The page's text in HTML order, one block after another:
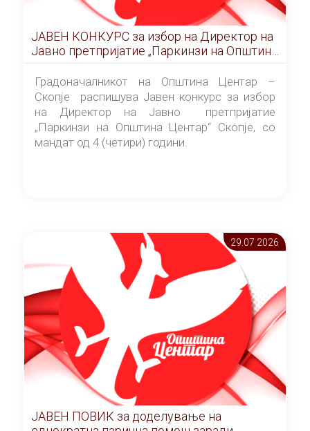
ЈАВЕН КОНКУРС за избор на Директор на
Јавно претпријатие „Паркинзи на Општина
Центар“ – Скопје
Градоначалникот на Општина Центар –
Скопје распишува Јавен конкурс за избор
на Директор на Јавно претпријатие
„Паркинзи на Општина Центар“ Скопје, со
мандат од 4 (четири) години.
29.07 2026
ЈАВЕН ПОВИК за доделување на